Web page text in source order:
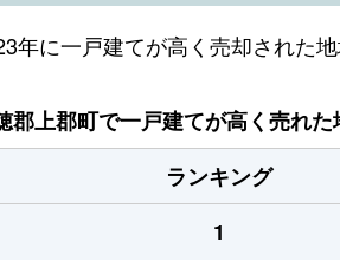
年に一戸建てが高く売却された地
郡上郡町で一戸建てが高く売れた
ランキング
1